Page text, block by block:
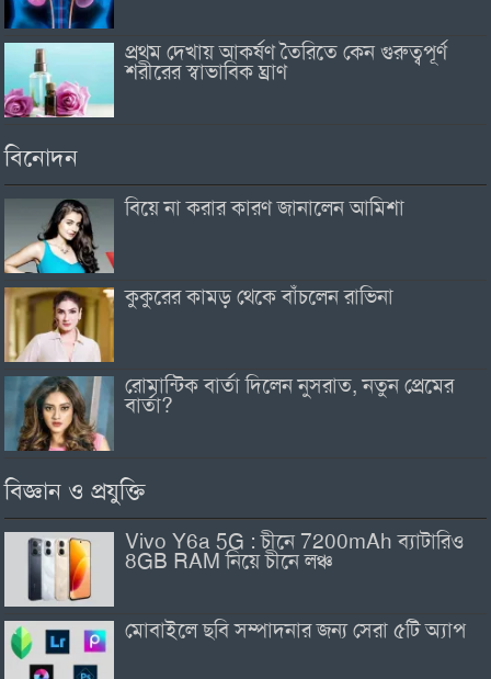
প্রথম দেখায় আকর্ষণ তৈরিতে কেন গুরুত্বপূর্ণ
শরীরের স্বাভাবিক ঘ্রাণ
বিনোদন
বিয়ে না করার কারণ জানালেন আমিশা
কুকুরের কামড় থেকে বাঁচলেন রাভিনা
রোমান্টিক বার্তা দিলেন নুসরাত, নতুন প্রেমের
বার্তা?
বিজ্ঞান ও প্রযুক্তি
Vivo Y6a 5G : চীনে 7200mAh ব্যাটারিও
8GB RAM নিয়ে চীনে লঞ্চ
মোবাইলে ছবি সম্পাদনার জন্য সেরা ৫টি অ্যাপ